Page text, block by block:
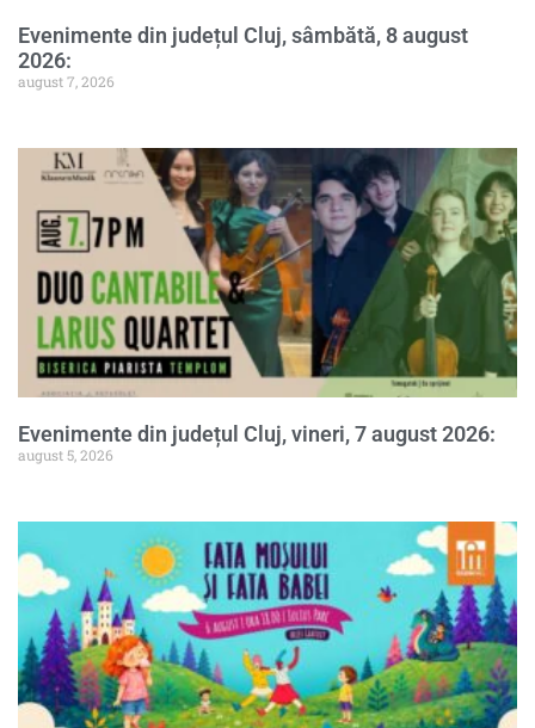
Evenimente din județul Cluj, sâmbătă, 8 august
2026:
august 7, 2026
Evenimente din județul Cluj, vineri, 7 august 2026:
august 5, 2026